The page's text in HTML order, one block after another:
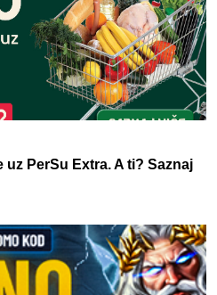
PerSu Extra. A ti? Saznaj